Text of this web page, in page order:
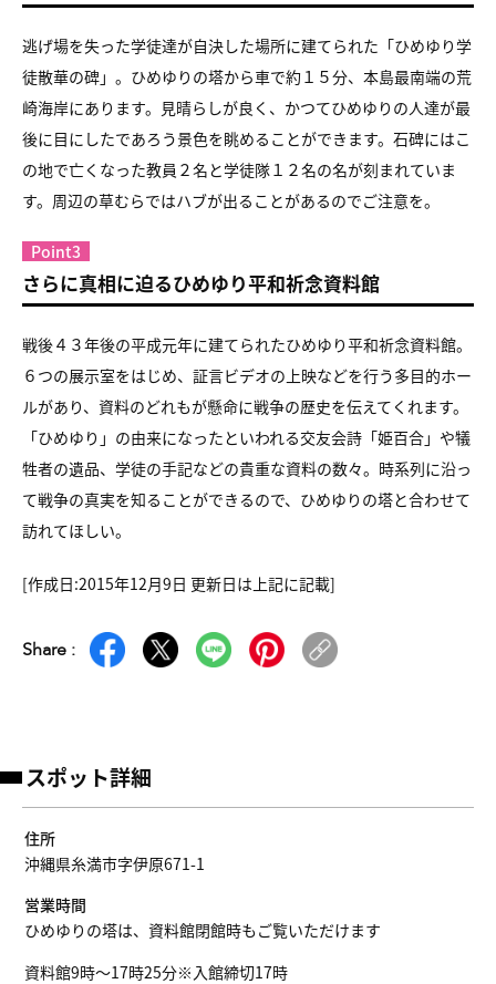
逃げ場を失った学徒達が自決した場所に建てられた「ひめゆり学
徒散華の碑」。ひめゆりの塔から車で約１５分、本島最南端の荒
崎海岸にあります。見晴らしが良く、かつてひめゆりの人達が最
後に目にしたであろう景色を眺めることができます。石碑にはこ
の地で亡くなった教員２名と学徒隊１２名の名が刻まれていま
す。周辺の草むらではハブが出ることがあるのでご注意を。
Point3
さらに真相に迫るひめゆり平和祈念資料館
戦後４３年後の平成元年に建てられたひめゆり平和祈念資料館。
６つの展示室をはじめ、証言ビデオの上映などを行う多目的ホー
ルがあり、資料のどれもが懸命に戦争の歴史を伝えてくれます。
「ひめゆり」の由来になったといわれる交友会詩「姫百合」や犠
牲者の遺品、学徒の手記などの貴重な資料の数々。時系列に沿っ
て戦争の真実を知ることができるので、ひめゆりの塔と合わせて
訪れてほしい。
[作成日:2015年12月9日 更新日は上記に記載]
Share :
スポット詳細
住所
沖縄県糸満市字伊原671-1
営業時間
ひめゆりの塔は、資料館閉館時もご覧いただけます
資料館9時～17時25分※入館締切17時